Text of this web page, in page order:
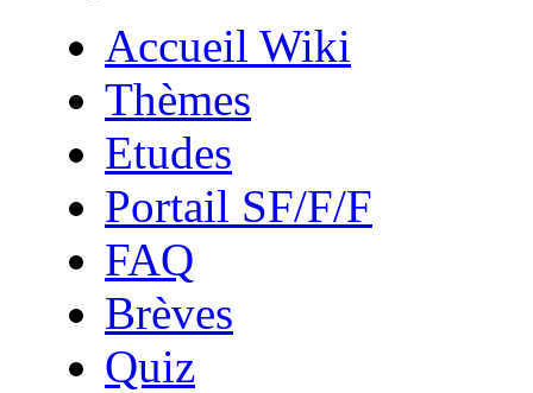
Accueil Wiki
Thèmes
Etudes
Portail SF/F/F
FAQ
Brèves
Quiz